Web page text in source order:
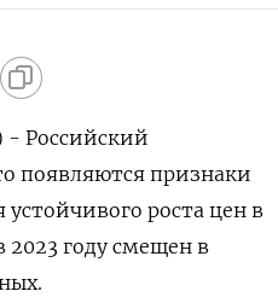
- Российский
появляются признаки
устойчивого роста цен в
2023 году смещен в